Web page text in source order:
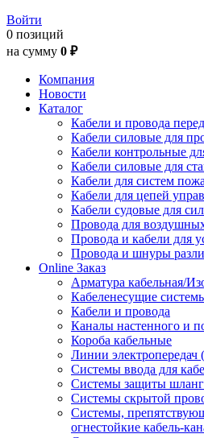
Войти
0 позиций
на сумму 0 ₽
Компания
Новости
Каталог
Кабели и провода
Кабели силовые для
Кабели контрольные
Кабели силовые для
Кабели для систем
Кабели для цепей
Кабели судовые для
Провода для
Провода и кабели для
Провода и шнуры
Online Заказ
Арматура кабельная/
Кабеленесущие
Кабели и провода
Каналы настенного и
Короба кабельные
Линии
Системы ввода для
Системы защиты
Системы скрытой
Системы,
огнестойкие кабель-